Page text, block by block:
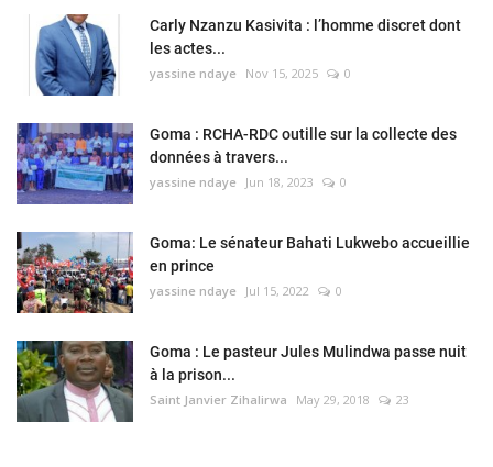
Carly Nzanzu Kasivita : l’homme discret dont
les actes...
yassine ndaye Nov 15, 2025 0
Goma : RCHA-RDC outille sur la collecte des
données à travers...
yassine ndaye Jun 18, 2023 0
Goma: Le sénateur Bahati Lukwebo accueillie
en prince
yassine ndaye Jul 15, 2022 0
Goma : Le pasteur Jules Mulindwa passe nuit
à la prison...
Saint Janvier Zihalirwa May 29, 2018 23